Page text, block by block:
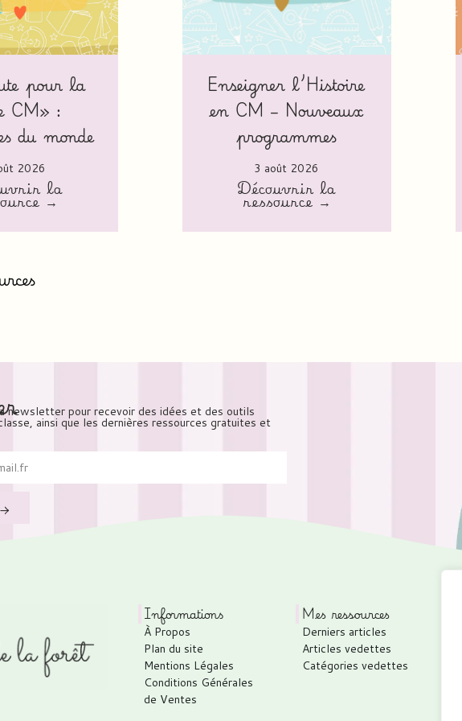
pour la
CM» :
du monde
2026
la
→
Enseigner l’Histoire
en CM – Nouveaux
programmes
3 août 2026
Découvrir la
ressource →
newsletter pour recevoir des idées et des outils
ainsi que les dernières ressources gratuites et
Informations
À Propos
Plan du site
Mentions Légales
Conditions Générales
de Ventes
Mes ressources
Derniers articles
Articles vedettes
Catégories vedettes